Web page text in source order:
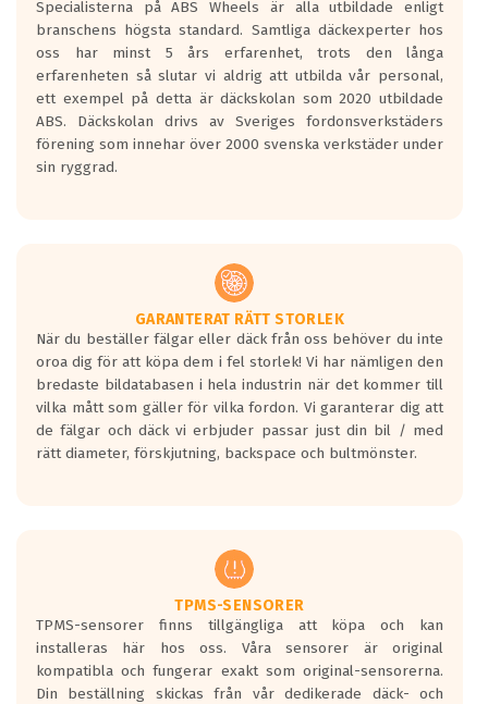
längsta.
Inga D eller G betyg delas ut för
personbilar och lätta lastbilar.
Betyget sätts efter ett test där däcken
skall bromsa in på en väg där det ligger
0.5-1.5 mm vatten.
I 80km/h kommer skillnaden på
Vid körning i över 50km/h brukar
rullmotståndets ljud överträffa
motorljudet.
På däckmärkningen kommer det finnas
en symbol av ett däck med vågar. Hög
bullernivå markeras med svarta vågor
medans de vita vågorna påvisar om det är
ett tyst däck.
regelverket som introduceras år 2016.
Ett däck med två svarta vågor är redan
godkända för år 2016 nya regelverk.
Ett däck med en svart våg kommer vara
minst tre decibel tystare än det
regelverk som börjar gälla 2016.
Specialisterna på ABS Wheels är alla utbildade enligt
branschens högsta standard. Samtliga däckexperter hos
oss har minst 5 års erfarenhet, trots den långa
erfarenheten så slutar vi aldrig att utbilda vår personal,
ett exempel på detta är däckskolan som 2020 utbildade
ABS. Däckskolan drivs av Sveriges fordonsverkstäders
förening som innehar över 2000 svenska verkstäder under
sin ryggrad.
GARANTERAT RÄTT STORLEK
När du beställer fälgar eller däck från oss behöver du inte
oroa dig för att köpa dem i fel storlek! Vi har nämligen den
bredaste bildatabasen i hela industrin när det kommer till
vilka mått som gäller för vilka fordon. Vi garanterar dig att
de fälgar och däck vi erbjuder passar just din bil / med
rätt diameter, förskjutning, backspace och bultmönster.
TPMS-SENSORER
TPMS-sensorer finns tillgängliga att köpa och kan
installeras här hos oss. Våra sensorer är original
kompatibla och fungerar exakt som original-sensorerna.
Din beställning skickas från vår dedikerade däck- och